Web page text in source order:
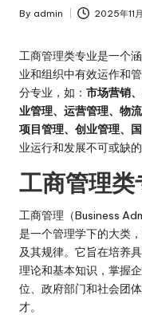
Posted
By admin 2025年11
工商管理类专业是一个
业和组织中有效运作和
分专业，如： 市场营销
业管理、运营管理、物
项目管理、创业管理、
业运行和发展不可或缺的
工商管理
工商管理（Business
是一个管理学下的大类
及其规律。它旨在培养
理论和基本知识，掌握
位、政府部门和社会团
才。